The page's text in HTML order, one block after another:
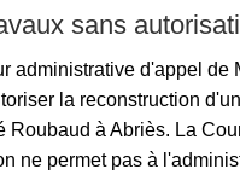
sans
administrative d'appel de
la reconstruction
Roubaud à Abriès. La
ne permet pas à